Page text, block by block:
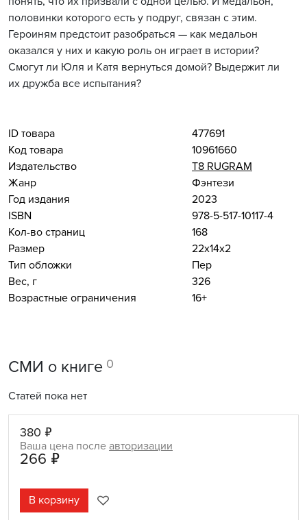
половинки которого есть у подруг, связан с этим.
Героиням предстоит разобраться — как медальон
оказался у них и какую роль он играет в истории?
Смогут ли Юля и Катя вернуться домой? Выдержит ли
их дружба все испытания?
ID товара
477691
Код товара
10961660
Издательство
Т8 RUGRAM
Жанр
Фэнтези
Год издания
2023
ISBN
978-5-517-10117-4
Кол-во страниц
168
Размер
22x14x2
Тип обложки
Пер
Вес, г
326
Возрастные ограничения
16+
СМИ о книге 0
Статей пока нет
380 ₽
Ваша цена после авторизации
266 ₽
В корзину